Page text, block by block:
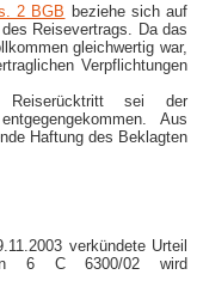
2 BGB beziehe sich auf
Reisevertrags. Da das
gleichwertig war,
Verpflichtungen
sei der
Aus
Haftung des Beklagten
verkündete Urteil
6 C 6300/02 wird